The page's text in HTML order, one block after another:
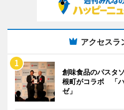
アクセスラ
創味食品のパスタ
根町がコラボ 「
ゼ」